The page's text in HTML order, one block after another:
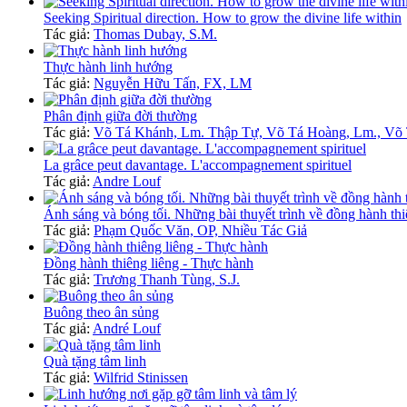
Seeking Spiritual direction. How to grow the divine life within
Tác giả: Thomas Dubay, S.M.
Thực hành linh hướng
Tác giả: Nguyễn Hữu Tấn, FX, LM
Phân định giữa đời thường
Tác giả: Võ Tá Khánh, Lm. Thập Tự, Võ Tá Hoàng, Lm., Võ
La grâce peut davantage. L'accompagnement spirituel
Tác giả: Andre Louf
Ánh sáng và bóng tối. Những bài thuyết trình về đồng hành
Tác giả: Phạm Quốc Văn, OP, Nhiều Tác Giả
Đồng hành thiêng liêng - Thực hành
Tác giả: Trương Thanh Tùng, S.J.
Buông theo ân sủng
Tác giả: André Louf
Quà tặng tâm linh
Tác giả: Wilfrid Stinissen